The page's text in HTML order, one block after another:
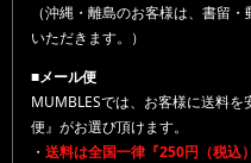
（沖縄・離島のお客様は、書留
いただきます。）
■メール便
MUMBLESでは、お客様に送料
便』がお選び頂けます。
・ 送料は全国一律『250円（税込